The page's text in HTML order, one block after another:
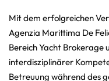
Mit dem erfolgreichen
Agenzia Marittima De
Bereich Yacht
interdisziplinärer
Betreuung während des